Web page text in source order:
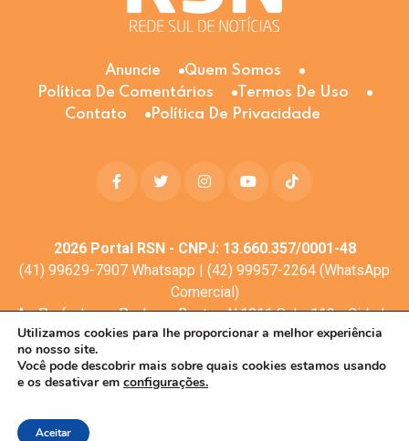
Anuncie
Quem Somos
Política De Comentários
Termos De Uso
Contato
Política De Privacidade
2026Portal RSN - CNPJ: 13.660.357/0001-48
(41) 99629-7907 Whatsapp | (42) 99957-2264 (WhatsApp
Comercial)
Av. Profa. Laura Pacheco Bastos N:1011 Sala: 112 - Cidade
dos Lagos, Guarapuava - PR, 85053-525
© Todos os direitos reservados
Utilizamos cookies para lhe proporcionar a melhor experiência
no nosso site.
Você pode descobrir mais sobre quais cookies estamos usando
e os desativar em configurações.
Aceitar